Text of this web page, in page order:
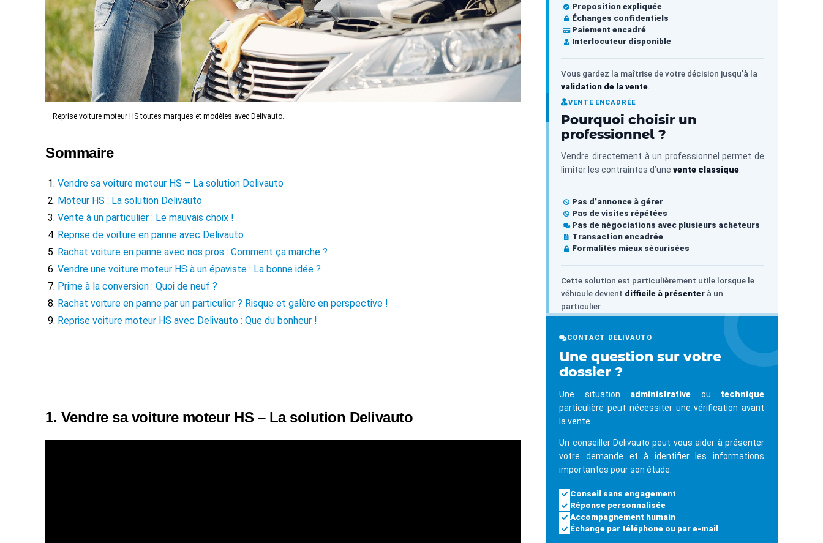
Reprise voiture moteur HS toutes marques et modèles avec Delivauto.
Sommaire
Vendre sa voiture moteur HS – La solution Delivauto
Moteur HS : La solution Delivauto
Vente à un particulier : Le mauvais choix !
Reprise de voiture en panne avec Delivauto
Rachat voiture en panne avec nos pros : Comment ça marche ?
Vendre une voiture moteur HS à un épaviste : La bonne idée ?
Prime à la conversion : Quoi de neuf ?
Rachat voiture en panne par un particulier ? Risque et galère en perspective !
Reprise voiture moteur HS avec Delivauto : Que du bonheur !
1. Vendre sa voiture moteur HS – La solution Delivauto
Proposition expliquée
Échanges confidentiels
Paiement encadré
Interlocuteur disponible
Vous gardez la maîtrise de votre décision jusqu’à la
validation de la vente
VENTE ENCADRÉE
Pourquoi choisir un
professionnel ?
Vendre directement à un professionnel permet de
limiter les contraintes d’unevente classique
Pas d’annonce à gérer
Pas de visites répétées
Pas de négociations avec plusieurs acheteurs
Transaction encadrée
Formalités mieux sécurisées
Cette solution est particulièrement utile lorsque le
véhicule devient difficile à présenter à un
particulier.
CONTACT DELIVAUTO
Une question sur votre
dossier ?
Une situation administrative ou technique
particulière peut nécessiter une vérification avant
la vente.
Un conseiller Delivauto peut vous aider à présenter
votre demande et à identifier les informations
importantes pour son étude.
Conseil sans engagement
Réponse personnalisée
Accompagnement humain
Échange par téléphone ou par e-mail